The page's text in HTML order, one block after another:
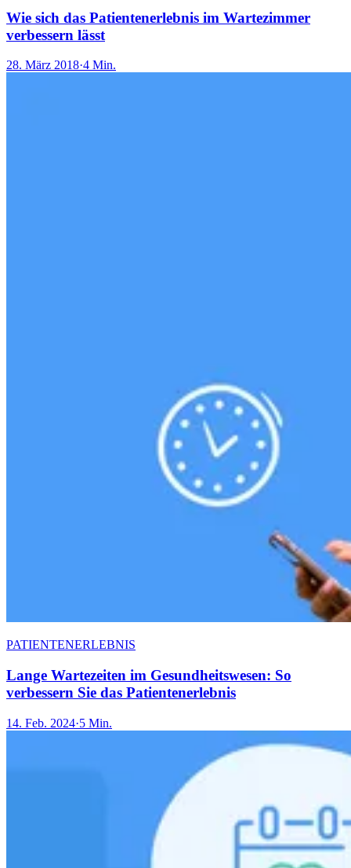
Wie sich das Patientenerlebnis im Wartezimmer
verbessern lässt
28. März 2018·4 Min.
PATIENTENERLEBNIS
Lange Wartezeiten im Gesundheitswesen: So
verbessern Sie das Patientenerlebnis
14. Feb. 2024·5 Min.